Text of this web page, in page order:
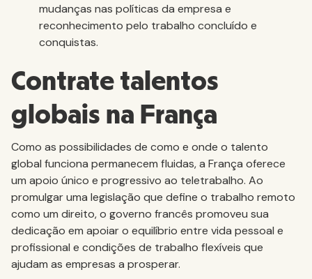
mudanças nas políticas da empresa e
reconhecimento pelo trabalho concluído e
conquistas.
Contrate talentos
globais na França
Como as possibilidades de como e onde o talento
global funciona permanecem fluidas, a França oferece
um apoio único e progressivo ao teletrabalho. Ao
promulgar uma legislação que define o trabalho remoto
como um direito, o governo francês promoveu sua
dedicação em apoiar o equilíbrio entre vida pessoal e
profissional e condições de trabalho flexíveis que
ajudam as empresas a prosperar.